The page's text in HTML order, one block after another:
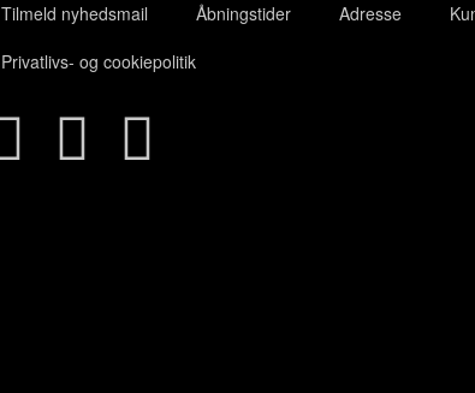
Tilmeld nyhedsmail Åbningstider Adresse
Privatlivs- og cookiepolitik